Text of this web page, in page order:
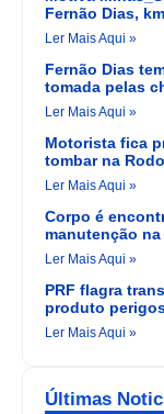
Fernão Dias,
Ler Mais Aqui »
Fernão Dias
tomada pelas
Ler Mais Aqui »
Motorista fica
tombar na
Ler Mais Aqui »
Corpo é
manutenção
Ler Mais Aqui »
PRF flagra
produto
Ler Mais Aqui »
Últimas